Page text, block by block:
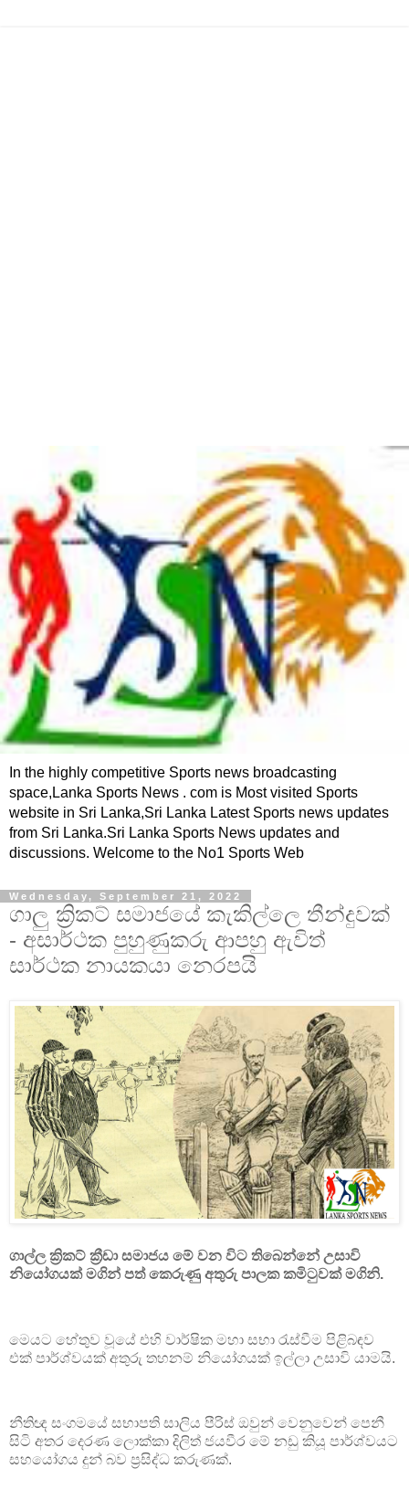
In the highly competitive Sports news broadcasting
space,Lanka Sports News . com is Most visited Sports
website in Sri Lanka,Sri Lanka Latest Sports news updates
from Sri Lanka.Sri Lanka Sports News updates and
discussions. Welcome to the No1 Sports Web
Wednesday, September 21, 2022
ගාලු ක්‍රිකට් සමාජයේ කැකිල්ලෙ තීන්දුවක්
- අසාර්ථක පුහුණුකරු ආපහු ඇවිත්
සාර්ථක නායකයා නෙරපයි
ගාල්ල ක්‍රිකට් ක්‍රීඩා සමාජය මේ වන විට තිබෙන්නේ උසාවි
නියෝගයක් මගින් පත් කෙරුණු අතුරු පාලක කමිටුවක් මගිනි.
මෙයට හේතුව වූයේ එහි වාර්ෂික මහා සභා රැස්වීම පිළිබඳව
එක් පාර්ශ්වයක් අතුරු තහනම් නියෝගයක් ඉල්ලා උසාවි යාමයි.
නීතිඥ සංගමයේ සභාපති සාලිය පීරිස් ඔවුන් වෙනුවෙන් පෙනී
සිටි අතර දෙරණ ලොක්කා දිලිත් ජයවීර මේ නඩු කියූ පාර්ශ්වයට
සහයෝගය දුන් බව ප්‍රසිද්ධ කරුණක්.